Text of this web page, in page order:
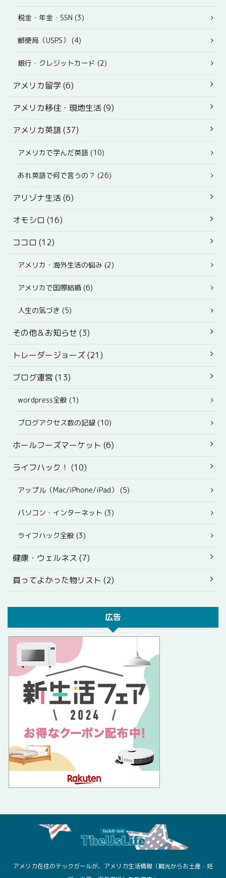
税金・年金・SSN (3)
郵便局（USPS） (4)
銀行・クレジットカード (2)
アメリカ留学 (6)
アメリカ移住・現地生活 (9)
アメリカ英語 (37)
アメリカで学んだ英語 (10)
あれ英語で何で言うの？ (26)
アリゾナ生活 (6)
オモシロ (16)
ココロ (12)
アメリカ・海外生活の悩み (2)
アメリカで国際結婚 (6)
人生の気づき (5)
その他＆お知らせ (3)
トレーダージョーズ (21)
ブログ運営 (13)
wordpress全般 (1)
ブログアクセス数の記録 (10)
ホールフーズマーケット (6)
ライフハック！ (10)
アップル（Mac/iPhone/iPad） (5)
パソコン・インターネット (3)
ライフハック全般 (3)
健康・ウェルネス (7)
買ってよかった物リスト (2)
広告
アメリカ在住のテックガールが、アメリカ生活情報（観光からお土産・妊